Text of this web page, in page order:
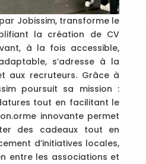
Jobissim, transforme le
la création de CV
à la fois accessible,
s’adresse à la
aux recruteurs. Grâce à
poursuit sa mission :
tout en facilitant le
innovante permet
des cadeaux tout en
d’initiatives locales,
entre les associations et